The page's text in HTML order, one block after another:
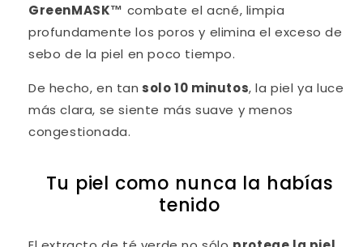
GreenMASK™ combate el acné, limpia
profundamente los poros y elimina el exceso de
sebo de la piel en poco tiempo.
De hecho, en tan solo 10 minutos, la piel ya luce
más clara, se siente más suave y menos
congestionada.
Tu piel como nunca la habías
tenido